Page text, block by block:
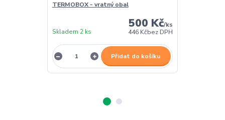
TERMOBOX - vratný obal
500 Kč/ks
446 Kčbez DPH
Skladem 2 ks
Přidat do košíku